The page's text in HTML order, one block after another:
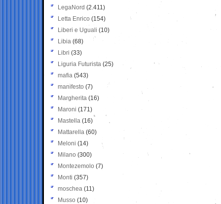
LegaNord (2.411)
Letta Enrico (154)
Liberi e Uguali (10)
Libia (68)
Libri (33)
Liguria Futurista (25)
mafia (543)
manifesto (7)
Margherita (16)
Maroni (171)
Mastella (16)
Mattarella (60)
Meloni (14)
Milano (300)
Montezemolo (7)
Monti (357)
moschea (11)
Musso (10)